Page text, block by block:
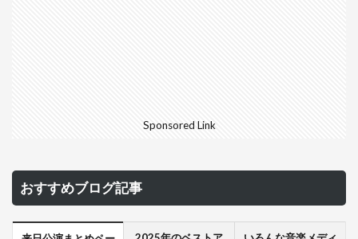
Sponsored Link
おすすめブログ記事